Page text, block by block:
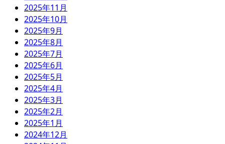
2025年11月
2025年10月
2025年9月
2025年8月
2025年7月
2025年6月
2025年5月
2025年4月
2025年3月
2025年2月
2025年1月
2024年12月